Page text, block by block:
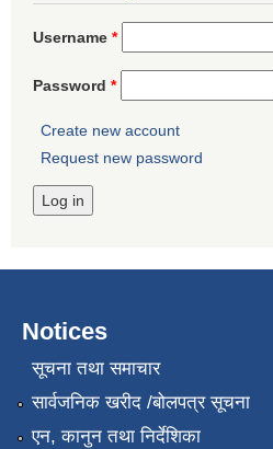
Username *
Password *
Create new account
Request new password
Notices
सूचना तथा समाचार
सार्वजनिक खरीद /बोलपत्र सूचना
एन, कानुन तथा निर्देशिका